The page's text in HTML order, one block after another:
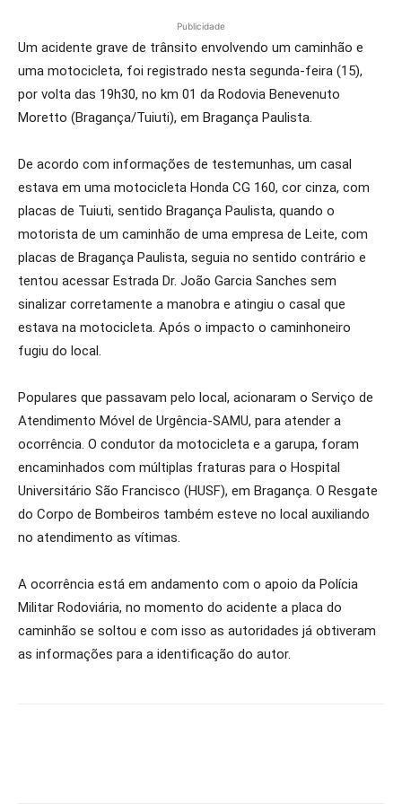
Publicidade
Um acidente grave de trânsito envolvendo um caminhão e
uma motocicleta, foi registrado nesta segunda-feira (15),
por volta das 19h30, no km 01 da Rodovia Benevenuto
Moretto (Bragança/Tuiuti), em Bragança Paulista.
De acordo com informações de testemunhas, um casal
estava em uma motocicleta Honda CG 160, cor cinza, com
placas de Tuiuti, sentido Bragança Paulista, quando o
motorista de um caminhão de uma empresa de Leite, com
placas de Bragança Paulista, seguia no sentido contrário e
tentou acessar Estrada Dr. João Garcia Sanches sem
sinalizar corretamente a manobra e atingiu o casal que
estava na motocicleta. Após o impacto o caminhoneiro
fugiu do local.
Populares que passavam pelo local, acionaram o Serviço de
Atendimento Móvel de Urgência-SAMU, para atender a
ocorrência. O condutor da motocicleta e a garupa, foram
encaminhados com múltiplas fraturas para o Hospital
Universitário São Francisco (HUSF), em Bragança. O Resgate
do Corpo de Bombeiros também esteve no local auxiliando
no atendimento as vítimas.
A ocorrência está em andamento com o apoio da Polícia
Militar Rodoviária, no momento do acidente a placa do
caminhão se soltou e com isso as autoridades já obtiveram
as informações para a identificação do autor.